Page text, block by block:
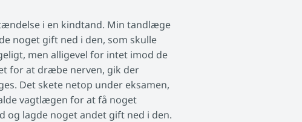
i en kindtand. Min tandlæge
noget gift ned i den, som skulle
men alligevel for intet imod de
for at dræbe nerven, gik der
Det skete netop under eksamen,
vagtlægen for at få noget
og lagde noget andet gift ned i den.